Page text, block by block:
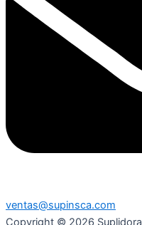
ventas@supinsca.com
Copyright © 2026